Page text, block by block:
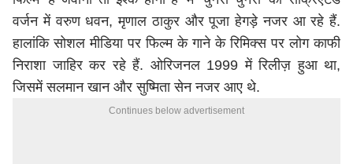
वर्जन में वरुण धवन, मृणाल ठाकुर और पूजा हेगड़े नजर आ रहे हैं.
हालांकि सोशल मीडिया पर फिल्म के गाने के रिमिक्स पर लोग काफी
निराशा जाहिर कर रहे हैं. ओरिजनल 1999 में रिलीज़ हुआ था,
जिसमें सलमान खान और सुष्मिता सेन नजर आए थे.
Continues below advertisement